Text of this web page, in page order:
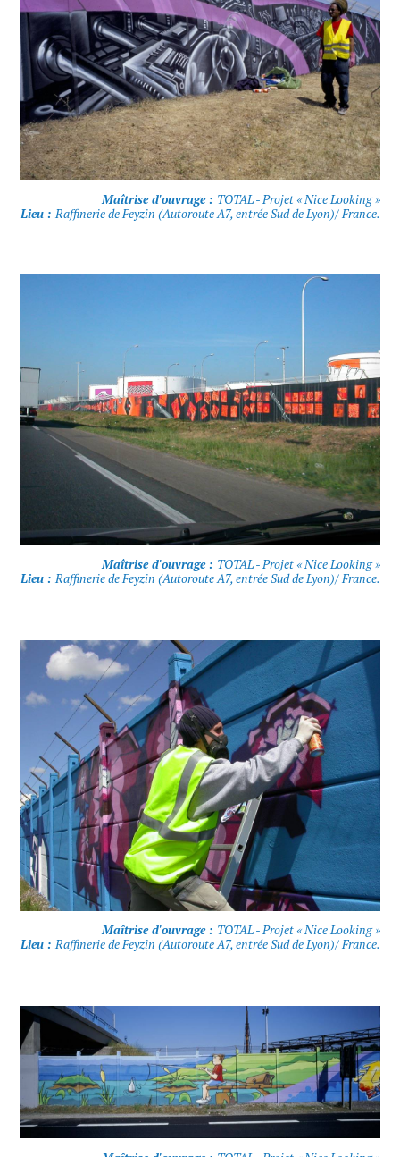
Maîtrise d'ouvrage : TOTAL - Projet « Nice Looking »
Lieu : Raffinerie de Feyzin (Autoroute A7, entrée Sud de Lyon)/ France.
Maîtrise d'ouvrage : TOTAL - Projet « Nice Looking »
Lieu :Raffinerie de Feyzin (Autoroute A7, entrée Sud de Lyon)/ France.
Maîtrise d'ouvrage : TOTAL - Projet « Nice Looking »
Lieu :Raffinerie de Feyzin (Autoroute A7, entrée Sud de Lyon)/ France.